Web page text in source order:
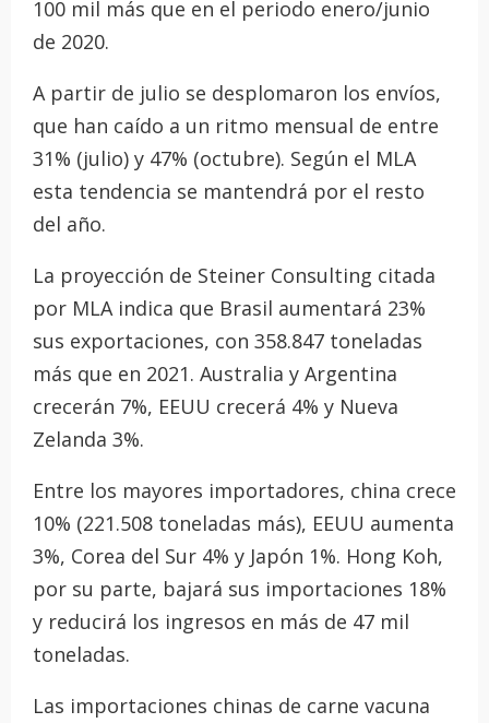
100 mil más que en el periodo enero/junio
de 2020.
A partir de julio se desplomaron los envíos,
que han caído a un ritmo mensual de entre
31% (julio) y 47% (octubre). Según el MLA
esta tendencia se mantendrá por el resto
del año.
La proyección de Steiner Consulting citada
por MLA indica que Brasil aumentará 23%
sus exportaciones, con 358.847 toneladas
más que en 2021. Australia y Argentina
crecerán 7%, EEUU crecerá 4% y Nueva
Zelanda 3%.
Entre los mayores importadores, china crece
10% (221.508 toneladas más), EEUU aumenta
3%, Corea del Sur 4% y Japón 1%. Hong Koh,
por su parte, bajará sus importaciones 18%
y reducirá los ingresos en más de 47 mil
toneladas.
Las importaciones chinas de carne vacuna